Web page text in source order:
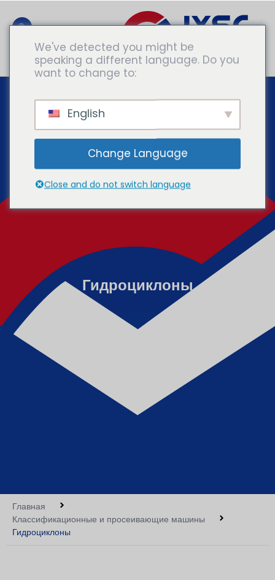
Обратитесь К Экспертам
Гидроциклоны
Главная
Классификационные и просеивающие машины
Гидроциклоны
We've detected you might be
speaking a different language. Do you
want to change to:
English
Change Language
Close and do not switch language